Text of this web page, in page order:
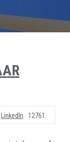
12761
LinkedIn